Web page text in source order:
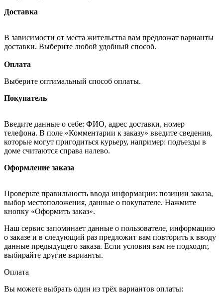
Доставка
В зависимости от места жительства вам предложат варианты
доставки. Выберите любой удобный способ.
Оплата
Выберите оптимальный способ оплаты.
Покупатель
Введите данные о себе: ФИО, адрес доставки, номер
телефона. В поле «Комментарии к заказу» введите сведения,
которые могут пригодиться курьеру, например: подъезды в
доме считаются справа налево.
Оформление заказа
Проверьте правильность ввода информации: позиции заказа,
выбор местоположения, данные о покупателе. Нажмите
кнопку «Оформить заказ».
Наш сервис запоминает данные о пользователе, информацию
о заказе и в следующий раз предложит вам повторить к вводу
данные предыдущего заказа. Если условия вам не подходят,
выбирайте другие варианты.
Оплата
Вы можете выбрать один из трёх вариантов оплаты: